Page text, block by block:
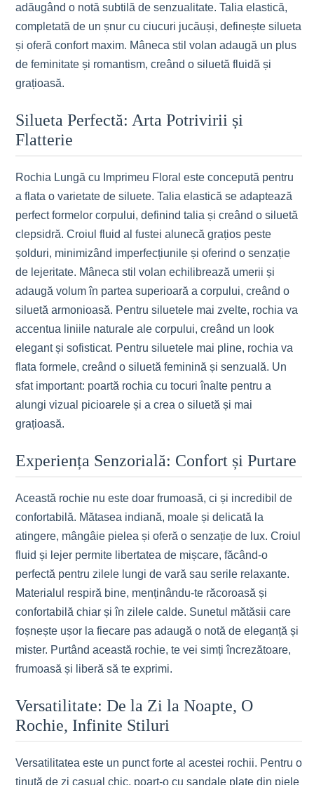
adăugând o notă subtilă de senzualitate. Talia elastică,
completată de un șnur cu ciucuri jucăuși, definește silueta
și oferă confort maxim. Mâneca stil volan adaugă un plus
de feminitate și romantism, creând o siluetă fluidă și
grațioasă.
Silueta Perfectă: Arta Potrivirii și
Flatterie
Rochia Lungă cu Imprimeu Floral este concepută pentru
a flata o varietate de siluete. Talia elastică se adaptează
perfect formelor corpului, definind talia și creând o siluetă
clepsidră. Croiul fluid al fustei alunecă grațios peste
șolduri, minimizând imperfecțiunile și oferind o senzație
de lejeritate. Mâneca stil volan echilibrează umerii și
adaugă volum în partea superioară a corpului, creând o
siluetă armonioasă. Pentru siluetele mai zvelte, rochia va
accentua liniile naturale ale corpului, creând un look
elegant și sofisticat. Pentru siluetele mai pline, rochia va
flata formele, creând o siluetă feminină și senzuală. Un
sfat important: poartă rochia cu tocuri înalte pentru a
alungi vizual picioarele și a crea o siluetă și mai
grațioasă.
Experiența Senzorială: Confort și Purtare
Această rochie nu este doar frumoasă, ci și incredibil de
confortabilă. Mătasea indiană, moale și delicată la
atingere, mângâie pielea și oferă o senzație de lux. Croiul
fluid și lejer permite libertatea de mișcare, făcând-o
perfectă pentru zilele lungi de vară sau serile relaxante.
Materialul respiră bine, menținându-te răcoroasă și
confortabilă chiar și în zilele calde. Sunetul mătăsii care
foșnește ușor la fiecare pas adaugă o notă de eleganță și
mister. Purtând această rochie, te vei simți încrezătoare,
frumoasă și liberă să te exprimi.
Versatilitate: De la Zi la Noapte, O
Rochie, Infinite Stiluri
Versatilitatea este un punct forte al acestei rochii. Pentru o
ținută de zi casual chic, poart-o cu sandale plate din piele